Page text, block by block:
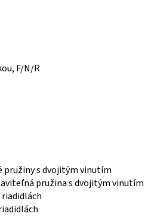
F/N/R
pružiny s dvojitým vinutím
pružina s dvojitým vinutím